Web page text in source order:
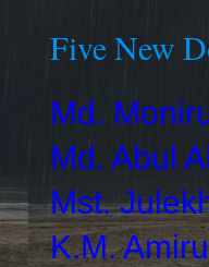
Five New
Md.
Md. Abul
Mst.
K.M.